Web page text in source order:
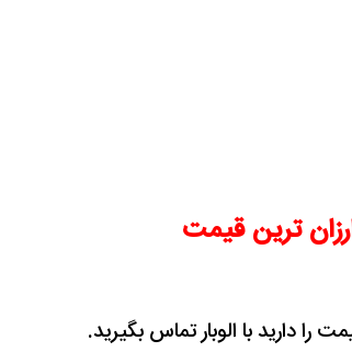
ترین قیمت
را دارید با الوبار تماس بگیرید.